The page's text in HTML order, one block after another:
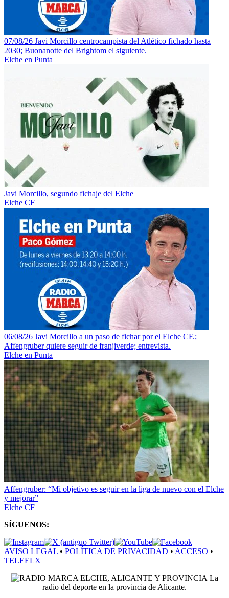
07/08/26 Javi Morcillo centrocampista del Atlético fichado hasta
2030; Buonanotte del Brightom el siguiente.
Elche en Punta
Javi Morcillo, segundo fichaje del Elche
Elche CF
06/08/26 Javi Morcillo a un paso de fichar por el Elche CF.;
Affengruber quiere seguir de franjiverde; entrevista.
Elche en Punta
Affengruber: “Mi objetivo es seguir en la liga de nuevo con el Elche
y mejorar”
Elche CF
SÍGUENOS:
AVISO LEGAL • POLÍTICA DE PRIVACIDAD • ACCESO •
TELEELX
La
radio del deporte en la provincia de Alicante.